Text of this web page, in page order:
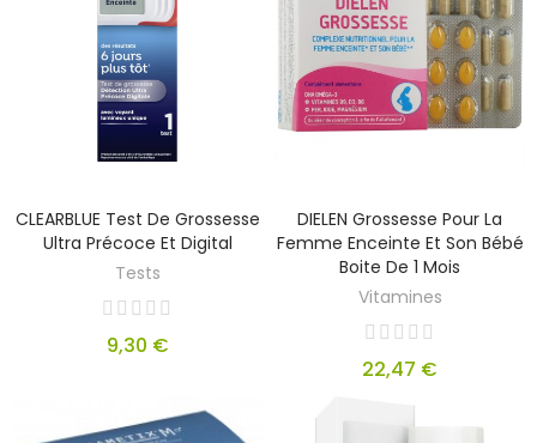
CLEARBLUE Test De Grossesse
Ultra Précoce Et Digital
Tests
9,30 €
DIELEN Grossesse Pour La
Femme Enceinte Et Son Bébé
Boite De 1 Mois
Vitamines
22,47 €